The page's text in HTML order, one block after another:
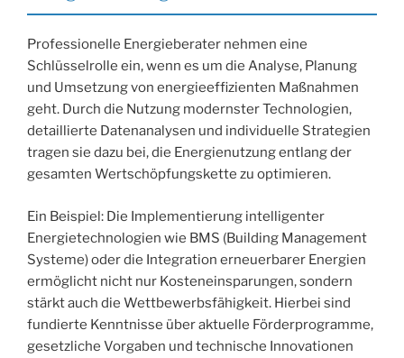
Professionelle Energieberater nehmen eine
Schlüsselrolle ein, wenn es um die Analyse, Planung
und Umsetzung von energieeffizienten Maßnahmen
geht. Durch die Nutzung modernster Technologien,
detaillierte Datenanalysen und individuelle Strategien
tragen sie dazu bei, die Energienutzung entlang der
gesamten Wertschöpfungskette zu optimieren.
Ein Beispiel: Die Implementierung intelligenter
Energietechnologien wie BMS (Building Management
Systeme) oder die Integration erneuerbarer Energien
ermöglicht nicht nur Kosteneinsparungen, sondern
stärkt auch die Wettbewerbsfähigkeit. Hierbei sind
fundierte Kenntnisse über aktuelle Förderprogramme,
gesetzliche Vorgaben und technische Innovationen